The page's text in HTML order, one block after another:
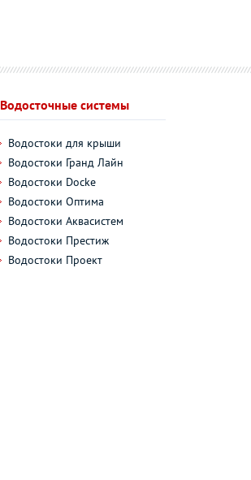
Водосточные системы
Водостоки для крыши
Водостоки Гранд Лайн
Водостоки Docke
Водостоки Оптима
Водостоки Аквасистем
Водостоки Престиж
Водостоки Проект